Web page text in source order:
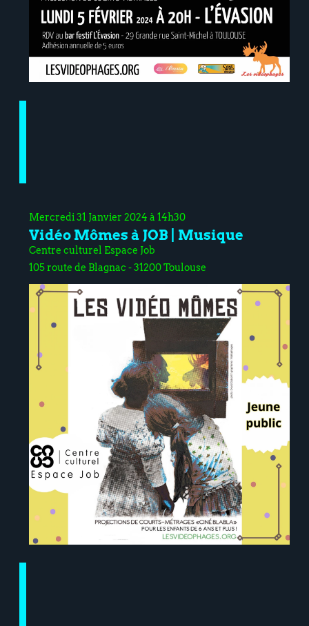
Mercredi 31 Janvier 2024 à 14h30
Vidéo Mômes à JOB | Musique
Centre culturel Espace Job
105 route de Blagnac - 31200 Toulouse